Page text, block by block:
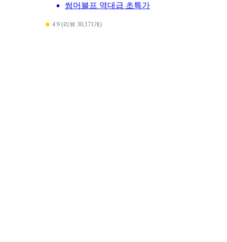
썸머블프 역대급 초특가
4.9 (리뷰 30,171개)